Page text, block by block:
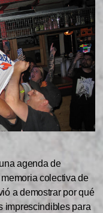
agenda de
colectiva de
a demostrar por qué
imprescindibles para